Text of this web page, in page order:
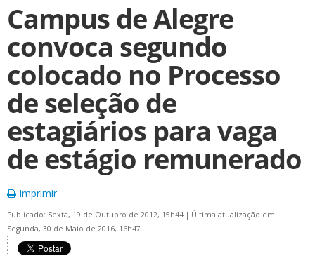
Campus de Alegre
convoca segundo
colocado no Processo
de seleção de
estagiários para vaga
de estágio remunerado
Imprimir
Publicado: Sexta, 19 de Outubro de 2012, 15h44 | Última atualização em
Segunda, 30 de Maio de 2016, 16h47